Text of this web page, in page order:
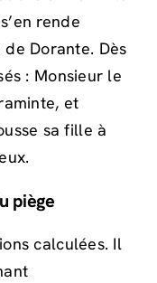
rende
Dorante. Dès
: Monsieur le
et
sa fille à
piège
calculées. Il